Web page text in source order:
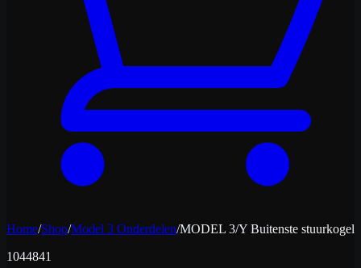
Home/Shop/Model 3 Onderdelen/MODEL 3/Y Buitenste stuurkogel
1044841